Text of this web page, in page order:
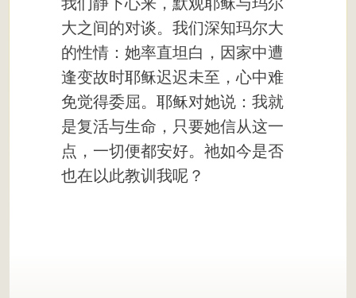
大之间的对谈。我们深知玛尔大
的性情：她率直坦白，因家中遭
逢变故时耶稣迟迟未至，心中难
免觉得委屈。耶稣对她说：我就
是复活与生命，只要她信从这一
点，一切便都安好。祂如今是否
也在以此教训我呢？